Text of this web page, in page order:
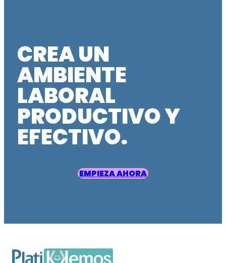
CREA UN
AMBIENTE
LABORAL
PRODUCTIVO Y
EFECTIVO.
EMPIEZA AHORA